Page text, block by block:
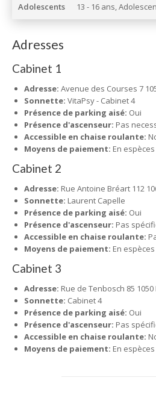
Adolescents 13 - 16 ans,
Adresses
Cabinet 1
Adresse: Avenue des Courses 7
Sonnette: VitaPsy - Cabinet 4
Présence de parking aisé: Oui
Présence d'ascenseur: Pas
Accessible en chaise roulante:
Moyens de paiement: En espèces
Cabinet 2
Adresse: Rue Antoine Bréart 112
Sonnette: Laurent Capelle
Présence de parking aisé: Oui
Présence d'ascenseur: Pas
Accessible en chaise roulante:
Moyens de paiement: En espèces
Cabinet 3
Adresse: Rue de Tenbosch 85
Sonnette: Cabinet 4
Présence de parking aisé: Oui
Présence d'ascenseur: Pas
Accessible en chaise roulante:
Moyens de paiement: En espèces